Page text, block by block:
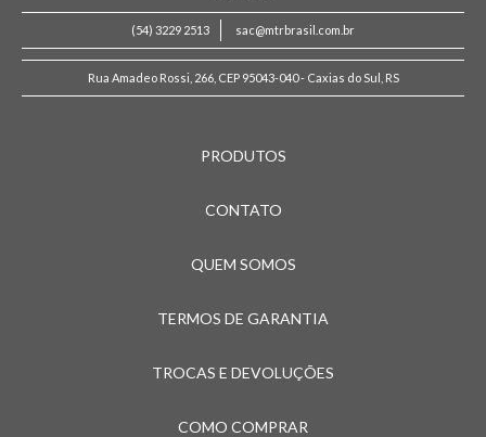
(54) 3229 2513 sac@mtrbrasil.com.br
Rua Amadeo Rossi, 266, CEP 95043-040 - Caxias do Sul, RS
PRODUTOS
CONTATO
QUEM SOMOS
TERMOS DE GARANTIA
TROCAS E DEVOLUÇÕES
COMO COMPRAR